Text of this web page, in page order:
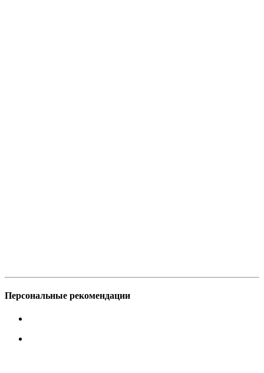
Персональные рекомендации